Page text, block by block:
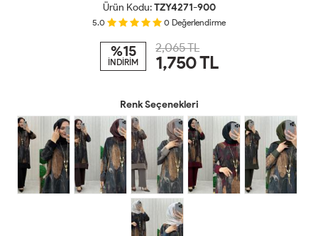
Ürün Kodu:TZY4271-900
5.0 0 Değerlendirme
%15
İNDİRİM
2,065 TL
1,750TL
Renk Seçenekleri